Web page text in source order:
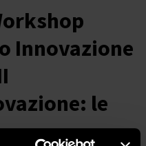
Innovazione
le